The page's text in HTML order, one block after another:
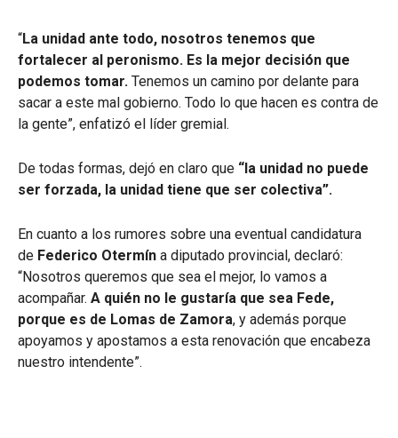
“La unidad ante todo, nosotros tenemos que
fortalecer al peronismo. Es la mejor decisión que
podemos tomar. Tenemos un camino por delante para
sacar a este mal gobierno. Todo lo que hacen es contra de
la gente”, enfatizó el líder gremial.
De todas formas, dejó en claro que “la unidad no puede
ser forzada, la unidad tiene que ser colectiva”.
En cuanto a los rumores sobre una eventual candidatura
de Federico Otermín a diputado provincial, declaró:
“Nosotros queremos que sea el mejor, lo vamos a
acompañar. A quién no le gustaría que sea Fede,
porque es de Lomas de Zamora, y además porque
apoyamos y apostamos a esta renovación que encabeza
nuestro intendente”.